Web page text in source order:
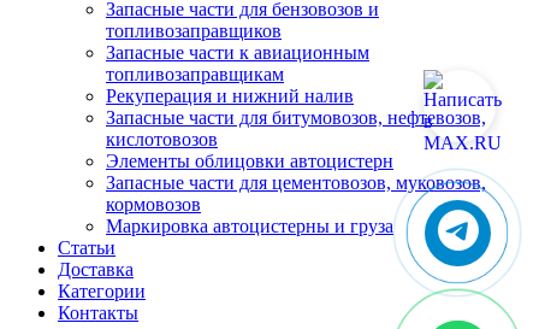
Запасные части для бензовозов и
топливозаправщиков
Запасные части к авиационным
топливозаправщикам
Рекуперация и нижний налив
Запасные части для битумовозов, нефтевозов,
кислотовозов
Элементы облицовки автоцистерн
Запасные части для цементовозов, муковозов,
кормовозов
Маркировка автоцистерны и груза
Статьи
Доставка
Категории
Контакты